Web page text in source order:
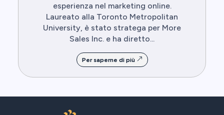
esperienza nel marketing online.
Laureato alla Toronto Metropolitan
University, è stato stratega per More
Sales Inc. e ha diretto...
Per saperne di più